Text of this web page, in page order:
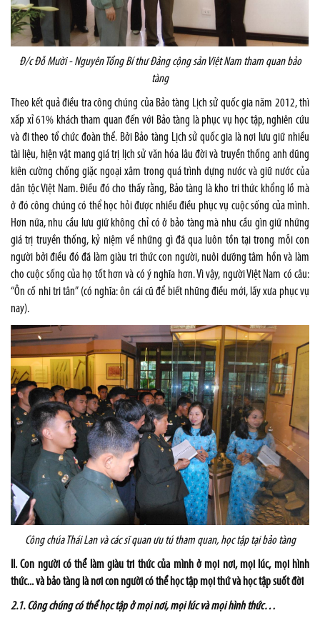
Đ/c Đỗ Mười - Nguyên Tổng Bí thư Đảng cộng sản Việt Nam tham quan bảo
tàng
Theo kết quả điều tra công chúng của Bảo tàng Lịch sử quốc gia năm 2012, thì
xấp xỉ 61% khách tham quan đến với Bảo tàng là phục vụ học tập, nghiên cứu
và đi theo tổ chức đoàn thể. Bởi Bảo tàng Lịch sử quốc gia là nơi lưu giữ nhiều
tài liệu, hiện vật mang giá trị lịch sử văn hóa lâu đời và truyền thống anh dũng
kiên cường chống giặc ngoại xâm trong quá trình dựng nước và giữ nước của
dân tộc Việt Nam. Điều đó cho thấy rằng, Bảo tàng là kho tri thức khổng lồ mà
ở đó công chúng có thể học hỏi được nhiều điều phục vụ cuộc sống của mình.
Hơn nữa, nhu cầu lưu giữ không chỉ có ở bảo tàng mà nhu cầu gìn giữ những
giá trị truyền thống, kỷ niệm về những gì đã qua luôn tồn tại trong mỗi con
người bởi điều đó đã làm giàu tri thức con người, nuôi dưỡng tâm hồn và làm
cho cuộc sống của họ tốt hơn và có ý nghĩa hơn. Vì vậy, người Việt Nam có câu:
“Ôn cố nhi tri tân” (có nghĩa: ôn cái cũ để biết những điều mới, lấy xưa phục vụ
nay).
Công chúa Thái Lan và các sĩ quan ưu tú tham quan, học tập tại bảo tàng
II. Con người có thể làm giàu tri thức của mình ở mọi nơi, mọi lúc, mọi hình
thức... và bảo tàng là nơi con người có thể học tập mọi thứ và học tập suốt đời
2.1. Công chúng có thể học tập ở mọi nơi, mọi lúc và mọi hình thức…